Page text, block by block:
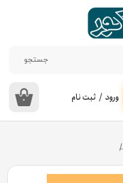
جستجو
۰ ورود / ثبت نام